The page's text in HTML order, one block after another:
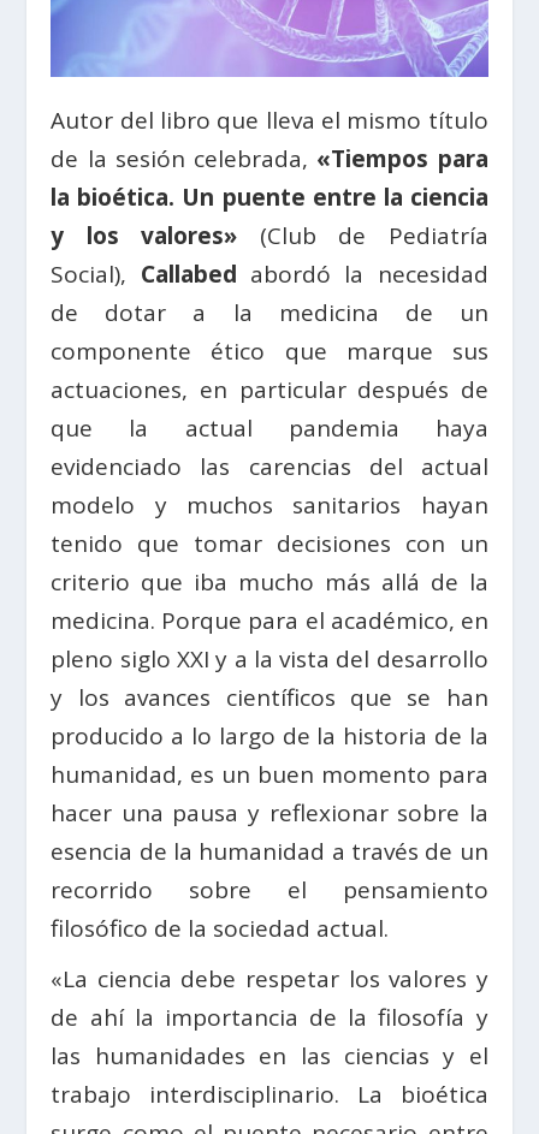
Autor del libro que lleva el mismo título
de la sesión celebrada, «Tiempos para
la bioética. Un puente entre la ciencia
y los valores» (Club de Pediatría
Social), Callabed abordó la necesidad
de dotar a la medicina de un
componente ético que marque sus
actuaciones, en particular después de
que la actual pandemia haya
evidenciado las carencias del actual
modelo y muchos sanitarios hayan
tenido que tomar decisiones con un
criterio que iba mucho más allá de la
medicina. Porque para el académico, en
pleno siglo XXI y a la vista del desarrollo
y los avances científicos que se han
producido a lo largo de la historia de la
humanidad, es un buen momento para
hacer una pausa y reflexionar sobre la
esencia de la humanidad a través de un
recorrido sobre el pensamiento
filosófico de la sociedad actual.
«La ciencia debe respetar los valores y
de ahí la importancia de la filosofía y
las humanidades en las ciencias y el
trabajo interdisciplinario. La bioética